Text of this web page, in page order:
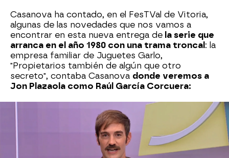
Casanova ha contado, en el FesTVal de Vitoria,
algunas de las novedades que nos vamos a
encontrar en esta nueva entrega de la serie que
arranca en el año 1980 con una trama troncal : la
empresa familiar de Juguetes Garlo,
"Propietarios también de algún que otro
secreto", contaba Casanova donde veremos a
Jon Plazaola como Raúl García Corcuera:
interpreta a doña Carmen
Corcuera, la madre de Raúl en la décima entrega
de la ficción. La actriz, en rueda de prensa,
confiesa sentirte arropada por "un gran